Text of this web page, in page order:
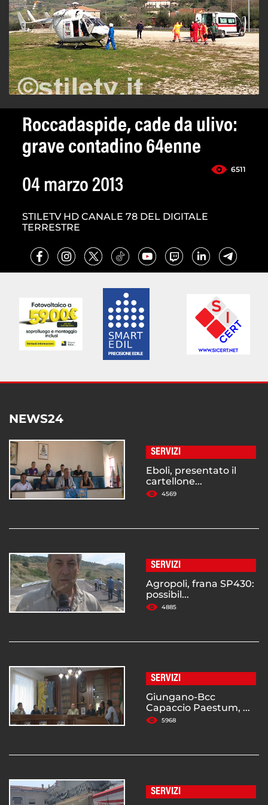
Roccadaspide, cade da ulivo:
grave contadino 64enne
6511
04 marzo 2013
STILETV HD CANALE 78 DEL DIGITALE
TERRESTRE
NEWS24
SERVIZI
Eboli, presentato il
cartellone...
4569
SERVIZI
Agropoli, frana SP430:
possibil...
4885
SERVIZI
Giungano-Bcc
Capaccio Paestum, ...
5968
SERVIZI